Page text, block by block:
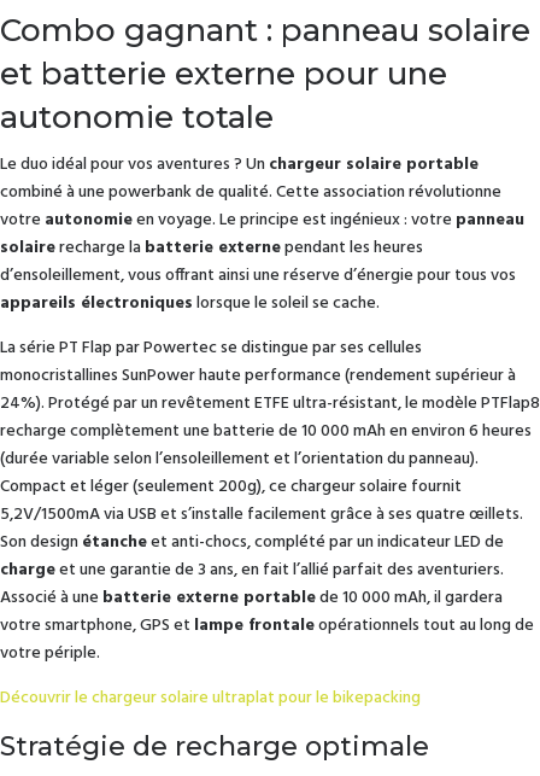
Combo gagnant : panneau solaire
et batterie externe pour une
autonomie totale
Le duo idéal pour vos aventures ? Unchargeur solaire portable
combiné à une powerbank de qualité. Cette association révolutionne
votre autonomieen voyage. Le principe est ingénieux : votre panneau
solairerecharge labatterie externependant les heures
d’ensoleillement, vous offrant ainsi une réserve d’énergie pour tous vos
appareils électroniqueslorsque le soleil se cache.
La série PT Flap par Powertec se distingue par ses cellules
monocristallines SunPower haute performance (rendement supérieur à
24%). Protégé par un revêtement ETFE ultra-résistant, le modèle PTFlap8
recharge complètement une batterie de 10 000 mAh en environ 6 heures
(durée variable selon l’ensoleillement et l’orientation du panneau).
Compact et léger (seulement 200g), ce chargeur solaire fournit
5,2V/1500mA via USB et s’installe facilement grâce à ses quatre œillets.
Son designétancheet anti-chocs, complété par un indicateur LED de
chargeet une garantie de 3 ans, en fait l’allié parfait des aventuriers.
Associé à une batterie externe portablede 10 000 mAh, il gardera
votre smartphone, GPS et lampe frontaleopérationnels tout au long de
votre périple.
Découvrir le chargeur solaire ultraplat pour le bikepacking
Stratégie de recharge optimale